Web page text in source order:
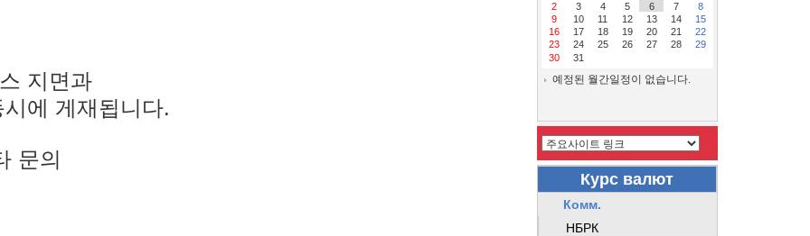
지면과
에 게재됩니다.
문의
2
3 4 5 6 7
8
9
10 11 12 13 14
15
16
17 18 19 20 21
22
23
24 25 26 27 28
29
30
31
예정된 월간일정이 없습니다.